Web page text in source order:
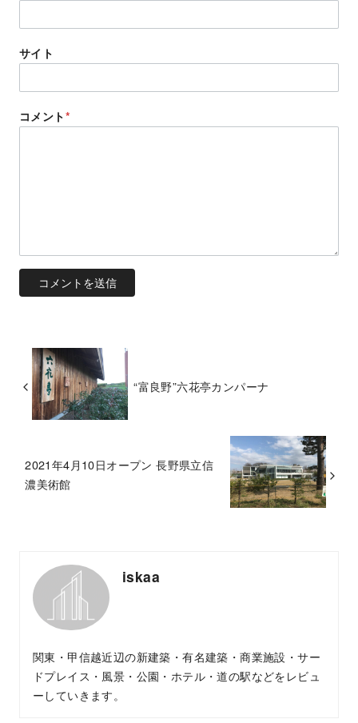
サイト
コメント*
“富良野”六花亭カンパーナ
2021年4月10日オープン 長野県立信
濃美術館
iskaa
関東・甲信越近辺の新建築・有名建築・商業施設・サー
ドプレイス・風景・公園・ホテル・道の駅などをレビュ
ーしていきます。